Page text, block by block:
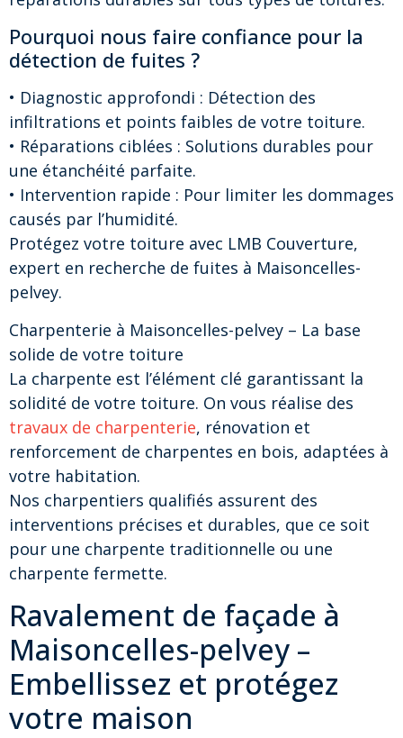
Pourquoi nous faire confiance pour la
détection de fuites ?
• Diagnostic approfondi : Détection des
infiltrations et points faibles de votre toiture.
• Réparations ciblées : Solutions durables pour
une étanchéité parfaite.
• Intervention rapide : Pour limiter les dommages
causés par l’humidité.
Protégez votre toiture avec LMB Couverture,
expert en recherche de fuites à Maisoncelles-
pelvey.
Charpenterie à Maisoncelles-pelvey – La base
solide de votre toiture
La charpente est l’élément clé garantissant la
solidité de votre toiture. On vous réalise des
travaux de charpenterie, rénovation et
renforcement de charpentes en bois, adaptées à
votre habitation.
Nos charpentiers qualifiés assurent des
interventions précises et durables, que ce soit
pour une charpente traditionnelle ou une
charpente fermette.
Ravalement de façade à
Maisoncelles-pelvey –
Embellissez et protégez
votre maison